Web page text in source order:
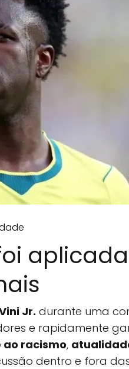
foi
Jr. durante uma
e rapidamente
racismo,
dentro e fora